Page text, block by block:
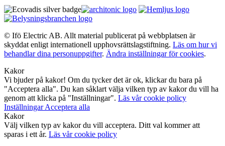
© Ifö Electric AB. Allt material publicerat på webbplatsen är
skyddat enligt internationell upphovsrättslagstiftning. Läs om hur vi
behandlar dina personuppgifter. Ändra inställningar för cookies.
Kakor
Vi bjuder på kakor! Om du tycker det är ok, klickar du bara på
"Acceptera alla". Du kan såklart välja vilken typ av kakor du vill ha
genom att klicka på "Inställningar". Läs vår cookie policy
InställningarAcceptera alla
Kakor
Välj vilken typ av kakor du vill acceptera. Ditt val kommer att
sparas i ett år. Läs vår cookie policy